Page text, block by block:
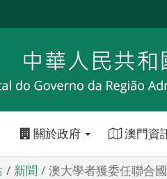
關於政府 澳門資
新聞 澳大學者獲委任聯合